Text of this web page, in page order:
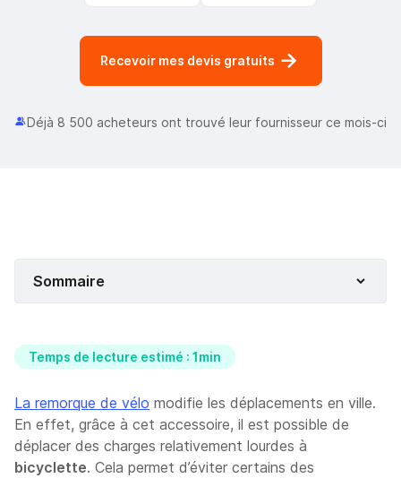
Recevoir mes devis gratuits
Déjà 8 500 acheteurs ont trouvé leur fournisseur ce mois-ci
Sommaire
Temps de lecture estimé : 1min
La remorque de vélo modifie les déplacements en ville.
En effet, grâce à cet accessoire, il est possible de
déplacer des charges relativement lourdes à
bicyclette. Cela permet d’éviter certains des